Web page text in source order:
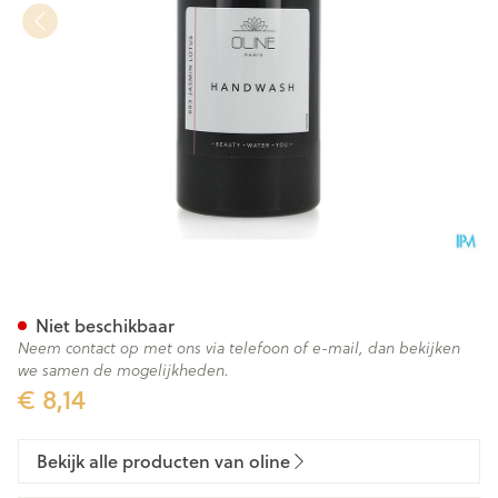
€ 8,14
Niet beschikbaar
Neem contact op met ons via telefoon of e-mail, dan bekijken
we samen de mogelijkheden.
Bekijk alle producten van oline